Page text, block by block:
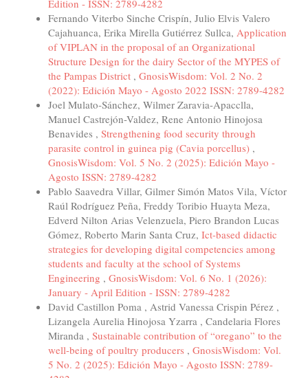
Edition - ISSN: 2789-4282
Fernando Viterbo Sinche Crispín, Julio Elvis Valero
Cajahuanca, Erika Mirella Gutiérrez Sullca, Application
of VIPLAN in the proposal of an Organizational
Structure Design for the dairy Sector of the MYPES of
the Pampas District , GnosisWisdom: Vol. 2 No. 2
(2022): Edición Mayo - Agosto 2022 ISSN: 2789-4282
Joel Mulato-Sánchez, Wilmer Zaravia-Apacclla,
Manuel Castrejón-Valdez, Rene Antonio Hinojosa
Benavides , Strengthening food security through
parasite control in guinea pig (Cavia porcellus) ,
GnosisWisdom: Vol. 5 No. 2 (2025): Edición Mayo -
Agosto ISSN: 2789-4282
Pablo Saavedra Villar, Gilmer Simón Matos Vila, Víctor
Raúl Rodríguez Peña, Freddy Toribio Huayta Meza,
Edverd Nilton Arias Velenzuela, Piero Brandon Lucas
Gómez, Roberto Marin Santa Cruz, Ict-based didactic
strategies for developing digital competencies among
students and faculty at the school of Systems
Engineering , GnosisWisdom: Vol. 6 No. 1 (2026):
January - April Edition - ISSN: 2789-4282
David Castillon Poma , Astrid Vanessa Crispin Pérez ,
Lizangela Aurelia Hinojosa Yzarra , Candelaria Flores
Miranda , Sustainable contribution of “oregano” to the
well-being of poultry producers , GnosisWisdom: Vol.
5 No. 2 (2025): Edición Mayo - Agosto ISSN: 2789-